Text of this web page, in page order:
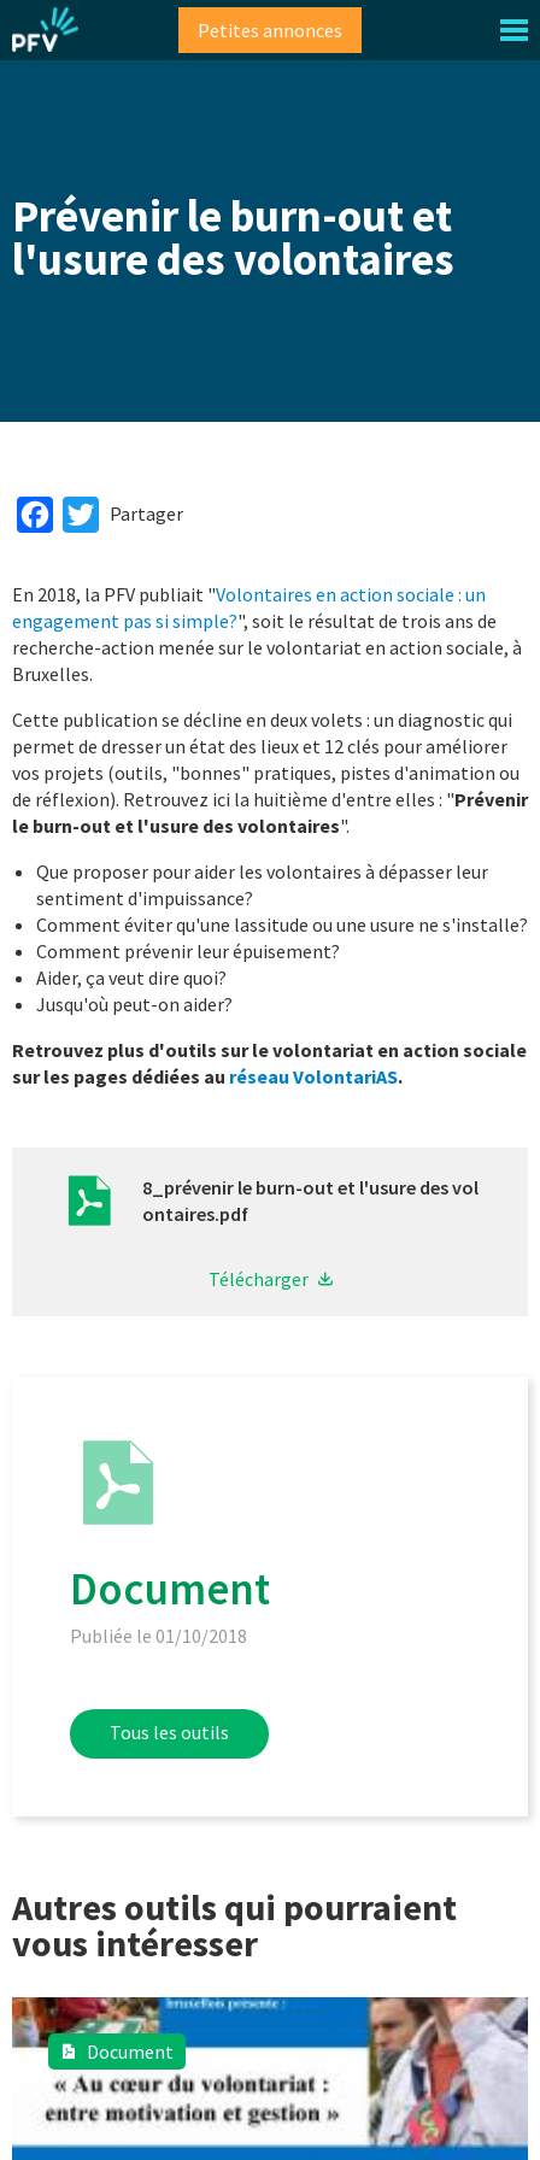
au
contenu
Petites annonces
Prévenir le burn-out et
l'usure des volontaires
FacebookTwitter
Partager
En 2018, la PFV publiait "Volontaires en action sociale : un
engagement pas si simple?", soit le résultat de trois ans de
recherche-action menée sur le volontariat en action sociale, à
Bruxelles.
Cette publication se décline en deux volets : un diagnostic qui
permet de dresser un état des lieux et 12 clés pour améliorer
vos projets (outils, "bonnes" pratiques, pistes d'animation ou
de réflexion). Retrouvez ici la huitième d'entre elles : "Prévenir
le burn-out et l'usure des volontaires".
Que proposer pour aider les volontaires à dépasser leur
sentiment d'impuissance?
Comment éviter qu'une lassitude ou une usure ne s'installe?
Comment prévenir leur épuisement?
Aider, ça veut dire quoi?
Jusqu'où peut-on aider?
Retrouvez plus d'outils sur le volontariat en action sociale
sur les pages dédiées au réseau VolontariAS.
8_prévenir le burn-out et l'usure des vol
ontaires.pdf
Télécharger
Document
Publiée le 01/10/2018
Tous les outils
Autres outils qui pourraient
vous intéresser
Document